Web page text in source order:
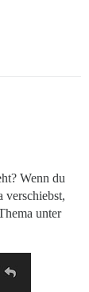
Wenn du
verschiebst,
unter